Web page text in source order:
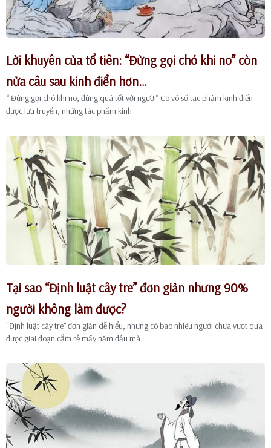
Lời khuyên của tổ tiên: “Đừng gọi chó khi no” còn
nửa câu sau kinh điển hơn…
“ Đừng gọi chó khi no, đừng quá tốt với người” Có vô số tác phẩm kinh điển
được lưu truyền, những tác phẩm kinh
Tại sao “Định luật cây tre” đơn giản nhưng 90%
người không làm được?
“Định luật cây tre” đơn giản dễ hiểu, nhưng có bao nhiêu người chưa vượt qua
được giai đoạn cắm rễ mấy năm đầu mà